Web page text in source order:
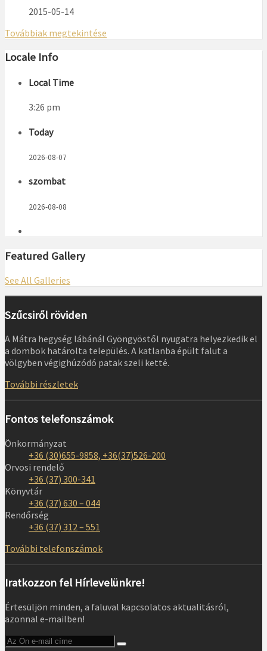
2015-05-14
Továbbiak megtekintése
Locale Info
Local Time
3:26 pm
Today
2026-08-07
szombat
2026-08-08
Featured Gallery
See All Galleries
Szűcsiről röviden
A Mátra hegység lábánál Gyöngyöstől nyugatra helyezkedik el
a dombok határolta település. A katlanba épült falut a
völgyben végighúzódó patak szeli ketté.
További részletek
Fontos telefonszámok
Önkormányzat
+36 (30)655-9858, +36(37)526-200
Orvosi rendelő
+36 (37) 300-341
Könyvtár
+36 (37) 630 – 044
Rendőrség
+36 (37) 312 – 551
További telefonszámok
Iratkozzon fel Hírlevelünkre!
Értesüljön minden, a faluval kapcsolatos aktualitásról,
azonnal e-mailben!